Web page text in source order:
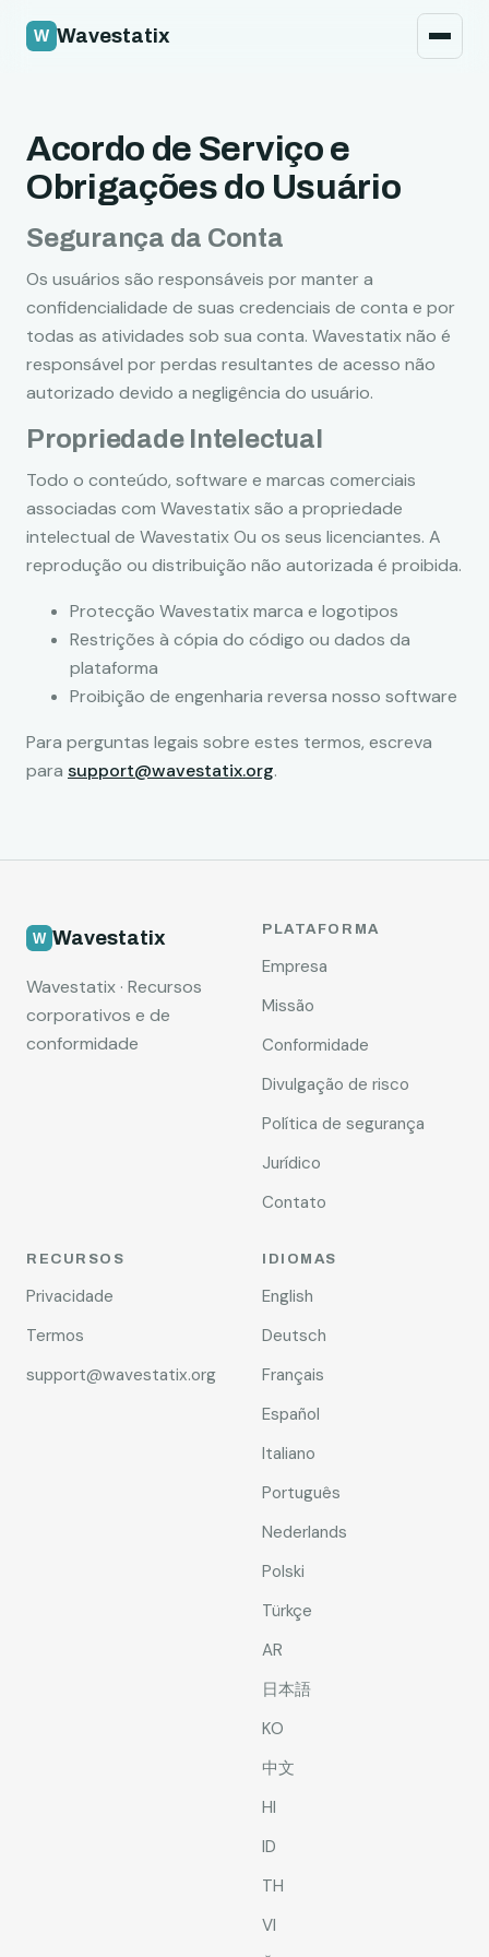
Wavestatix
Política de segurança
Acordo de Serviço e
Obrigações do Usuário
Segurança da Conta
Os usuários são responsáveis por manter a
confidencialidade de suas credenciais de conta e por
todas as atividades sob sua conta. Wavestatix não é
responsável por perdas resultantes de acesso não
autorizado devido a negligência do usuário.
Propriedade Intelectual
Todo o conteúdo, software e marcas comerciais
associadas com Wavestatix são a propriedade
intelectual de Wavestatix Ou os seus licenciantes. A
reprodução ou distribuição não autorizada é proibida.
Protecção Wavestatix marca e logotipos
Restrições à cópia do código ou dados da
plataforma
Proibição de engenharia reversa nosso software
Para perguntas legais sobre estes termos, escreva
para support@wavestatix.org.
Wavestatix
Wavestatix · Recursos
corporativos e de
conformidade
PLATAFORMA
Empresa
Missão
Conformidade
Divulgação de risco
Política de segurança
Jurídico
Contato
RECURSOS
Privacidade
Termos
support@wavestatix.org
IDIOMAS
English
Deutsch
Français
Español
Italiano
Português
Nederlands
Polski
Türkçe
AR
日本語
KO
中文
HI
ID
TH
VI